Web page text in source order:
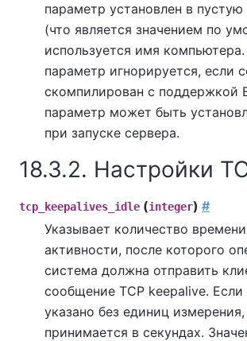
параметр установлен в пустую
(что является значением по
используется имя
параметр игнорируется, если
скомпилирован с поддержкой
параметр может быть
при запуске сервера.
18.3.2. Настройки
tcp_keepalives_idle (integer) #
Указывает количество
активности, после которого
система должна отправить
сообщение TCP keepalive. Если
указано без единиц
принимается в секундах.